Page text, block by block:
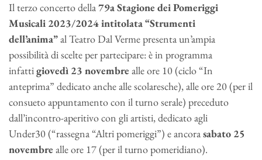
Il terzo concerto della79a Stagione dei Pomeriggi
Musicali 2023/2024 intitolata “Strumenti
dell’anima”al Teatro Dal Verme presenta un’ampia
possibilità di scelte per partecipare: è in programma
infattigiovedì 23 novembre alle ore 10 (ciclo “In
anteprima” dedicato anche alle scolaresche), alle ore 20 (per il
consueto appuntamento con il turno serale) preceduto
dall’incontro-aperitivo con gli artisti, dedicato agli
Under30 (“rassegna “Altri pomeriggi”) e ancorasabato 25
novembre alle ore 17 (per il turno pomeridiano).